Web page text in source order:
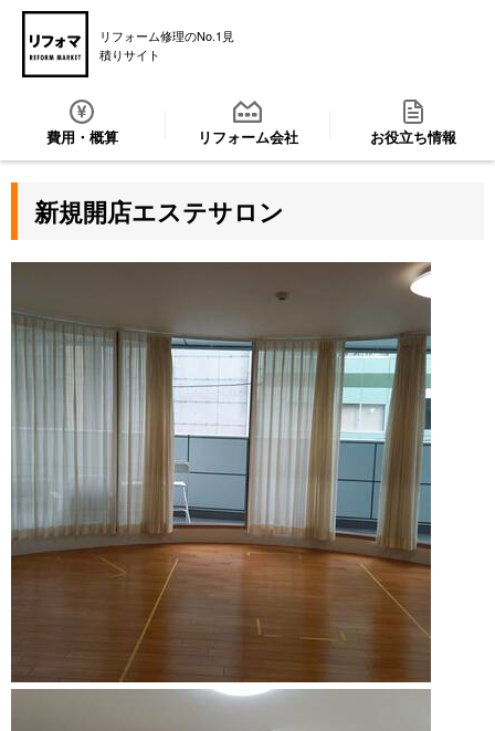
リフォーム修理のNo.1見
積りサイト
費用・概算 リフォーム会社 お役立ち情報
新規開店エステサロン